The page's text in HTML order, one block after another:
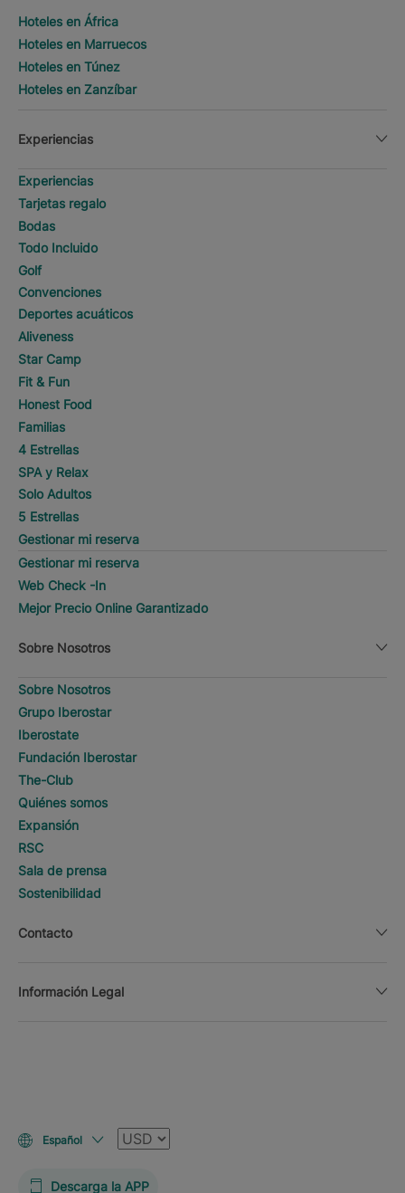
Hoteles en África
Hoteles en Marruecos
Hoteles en Túnez
Hoteles en Zanzíbar
Experiencias
Experiencias
Tarjetas regalo
Bodas
Todo Incluido
Golf
Convenciones
Deportes acuáticos
Aliveness
Star Camp
Fit & Fun
Honest Food
Familias
4 Estrellas
SPA y Relax
Solo Adultos
5 Estrellas
Gestionar mi reserva
Gestionar mi reserva
Web Check -In
Mejor Precio Online Garantizado
Sobre Nosotros
Sobre Nosotros
Grupo Iberostar
Iberostate
Fundación Iberostar
The-Club
Quiénes somos
Expansión
RSC
Sala de prensa
Sostenibilidad
Contacto
Información Legal
Español Moneda
Descarga la APP